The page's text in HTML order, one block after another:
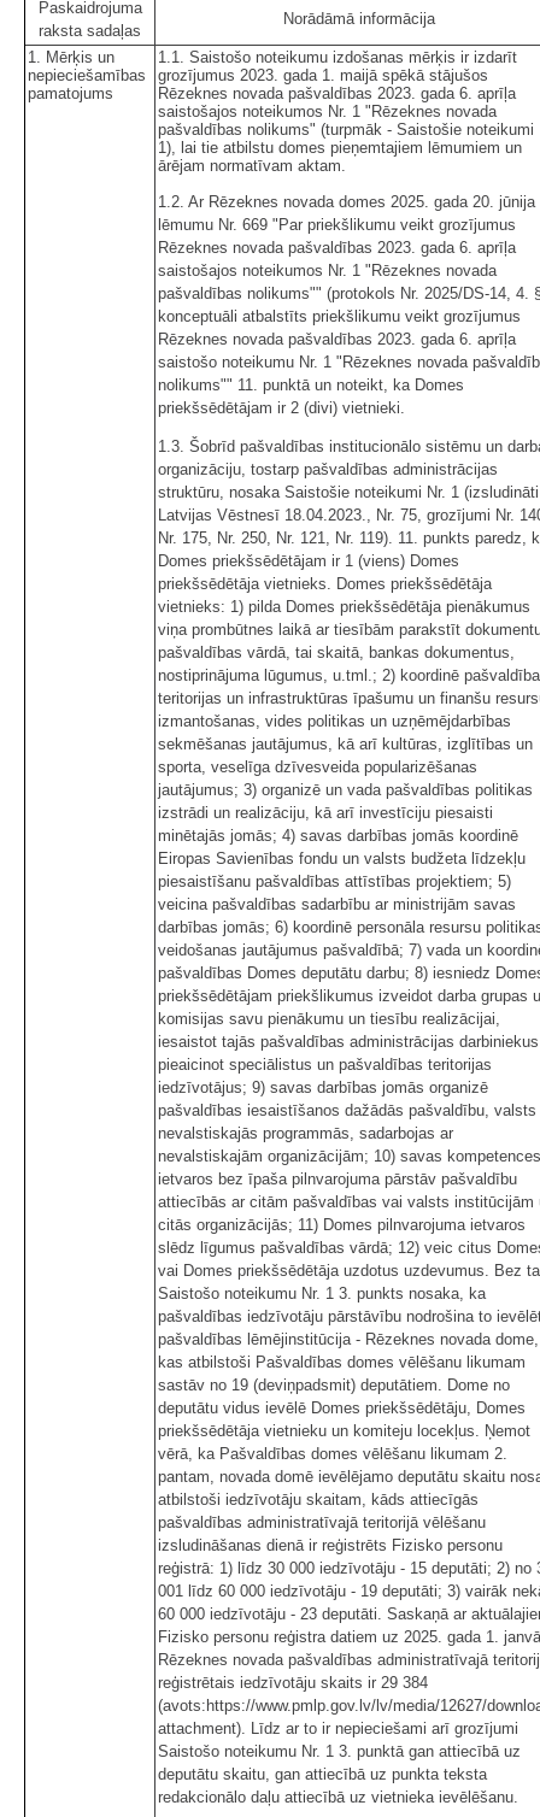
Paskaidrojuma
raksta sadaļas
Norādāmā informācija
1. Mērķis un
nepieciešamības
pamatojums
1.1. Saistošo noteikumu izdošanas mērķis ir izdarīt
grozījumus 2023. gada 1. maijā spēkā stājušos
Rēzeknes novada pašvaldības 2023. gada 6. aprīļa
saistošajos noteikumos Nr. 1 "Rēzeknes novada
pašvaldības nolikums" (turpmāk - Saistošie noteikumi
1), lai tie atbilstu domes pieņemtajiem lēmumiem un
ārējam normatīvam aktam.
1.2. Ar Rēzeknes novada domes 2025. gada 20. jūnija
lēmumu Nr. 669 "Par priekšlikumu veikt grozījumus
Rēzeknes novada pašvaldības 2023. gada 6. aprīļa
saistošajos noteikumos Nr. 1 "Rēzeknes novada
pašvaldības nolikums"" (protokols Nr. 2025/DS-14, 4.
konceptuāli atbalstīts priekšlikumu veikt grozījumus
Rēzeknes novada pašvaldības 2023. gada 6. aprīļa
saistošo noteikumu Nr. 1 "Rēzeknes novada
nolikums"" 11. punktā un noteikt, ka Domes
priekšsēdētājam ir 2 (divi) vietnieki.
1.3. Šobrīd pašvaldības institucionālo sistēmu un
organizāciju, tostarp pašvaldības administrācijas
struktūru, nosaka Saistošie noteikumi Nr. 1 (izsludināti
Latvijas Vēstnesī 18.04.2023., Nr. 75, grozījumi Nr.
Nr. 175, Nr. 250, Nr. 121, Nr. 119). 11. punkts paredz,
Domes priekšsēdētājam ir 1 (viens) Domes
priekšsēdētāja vietnieks. Domes priekšsēdētāja
vietnieks: 1) pilda Domes priekšsēdētāja pienākumus
viņa prombūtnes laikā ar tiesībām parakstīt
pašvaldības vārdā, tai skaitā, bankas dokumentus,
nostiprinājuma lūgumus, u.tml.; 2) koordinē
teritorijas un infrastruktūras īpašumu un finanšu
izmantošanas, vides politikas un uzņēmējdarbības
sekmēšanas jautājumus, kā arī kultūras, izglītības un
sporta, veselīga dzīvesveida popularizēšanas
jautājumus; 3) organizē un vada pašvaldības politikas
izstrādi un realizāciju, kā arī investīciju piesaisti
minētajās jomās; 4) savas darbības jomās koordinē
Eiropas Savienības fondu un valsts budžeta līdzekļu
piesaistīšanu pašvaldības attīstības projektiem; 5)
veicina pašvaldības sadarbību ar ministrijām savas
darbības jomās; 6) koordinē personāla resursu
veidošanas jautājumus pašvaldībā; 7) vada un
pašvaldības Domes deputātu darbu; 8) iesniedz
priekšsēdētājam priekšlikumus izveidot darba grupas
komisijas savu pienākumu un tiesību realizācijai,
iesaistot tajās pašvaldības administrācijas
pieaicinot speciālistus un pašvaldības teritorijas
iedzīvotājus; 9) savas darbības jomās organizē
pašvaldības iesaistīšanos dažādās pašvaldību, valsts
nevalstiskajās programmās, sadarbojas ar
nevalstiskajām organizācijām; 10) savas kompetences
ietvaros bez īpaša pilnvarojuma pārstāv pašvaldību
attiecībās ar citām pašvaldības vai valsts institūcijām
citās organizācijās; 11) Domes pilnvarojuma ietvaros
slēdz līgumus pašvaldības vārdā; 12) veic citus
vai Domes priekšsēdētāja uzdotus uzdevumus. Bez
Saistošo noteikumu Nr. 1 3. punkts nosaka, ka
pašvaldības iedzīvotāju pārstāvību nodrošina to
pašvaldības lēmējinstitūcija - Rēzeknes novada dome,
kas atbilstoši Pašvaldības domes vēlēšanu likumam
sastāv no 19 (deviņpadsmit) deputātiem. Dome no
deputātu vidus ievēlē Domes priekšsēdētāju, Domes
priekšsēdētāja vietnieku un komiteju locekļus. Ņemot
vērā, ka Pašvaldības domes vēlēšanu likumam 2.
pantam, novada domē ievēlējamo deputātu skaitu
atbilstoši iedzīvotāju skaitam, kāds attiecīgās
pašvaldības administratīvajā teritorijā vēlēšanu
izsludināšanas dienā ir reģistrēts Fizisko personu
reģistrā: 1) līdz 30 000 iedzīvotāju - 15 deputāti; 2) no
001 līdz 60 000 iedzīvotāju - 19 deputāti; 3) vairāk
60 000 iedzīvotāju - 23 deputāti. Saskaņā ar
Fizisko personu reģistra datiem uz 2025. gada 1.
Rēzeknes novada pašvaldības administratīvajā
reģistrētais iedzīvotāju skaits ir 29 384
(avots:https://www.pmlp.gov.lv/lv/media/12627/
attachment). Līdz ar to ir nepieciešami arī grozījumi
Saistošo noteikumu Nr. 1 3. punktā gan attiecībā uz
deputātu skaitu, gan attiecībā uz punkta teksta
redakcionālo daļu attiecībā uz vietnieka ievēlēšanu.